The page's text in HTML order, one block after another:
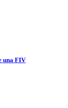
una FIV